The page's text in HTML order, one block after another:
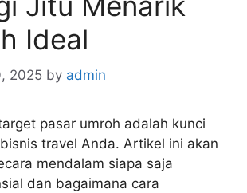
Ideal
2025 by admin
pasar umroh adalah kunci
travel Anda. Artikel ini akan
mendalam siapa saja
dan bagaimana cara